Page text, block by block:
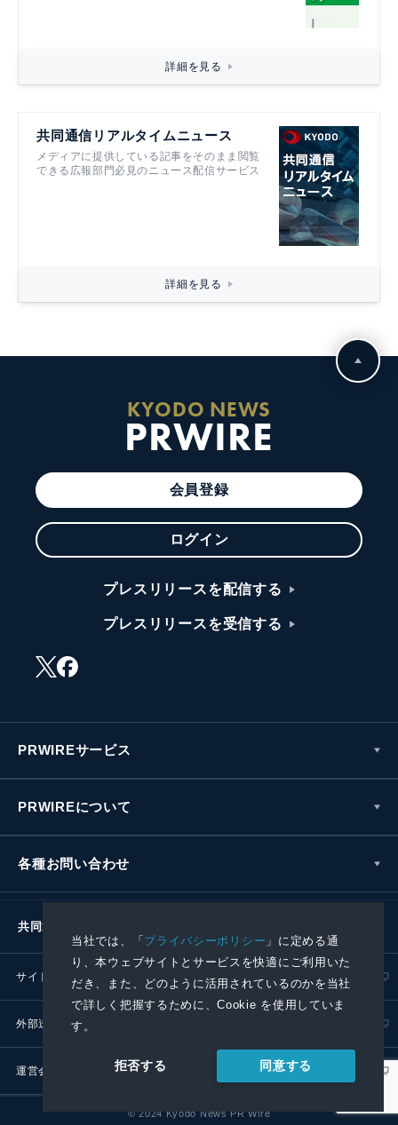
当社では、「プライバシーポリシー 」に定める通
り、本ウェブサイトとサービスを快適にご利用いた
だき、また、どのように活用されているのかを当社
で詳しく把握するために、Cookie を使用していま
す。
拒否する 同意する
詳細を見る
共同通信リアルタイムニュース
メディアに提供している記事をそのまま閲覧
できる広報部門必見のニュース配信サービス
詳細を見る
KYODO NEWS
PRWIRE
会員登録
ログイン
プレスリリースを配信する
プレスリリースを受信する
PRWIREサービス
PRWIREについて
各種お問い合わせ
共同通信社グループ
サイトポリシー プライバシーポリシー
外部送信ポリシー
運営会社
© 2024 Kyodo News PR Wire